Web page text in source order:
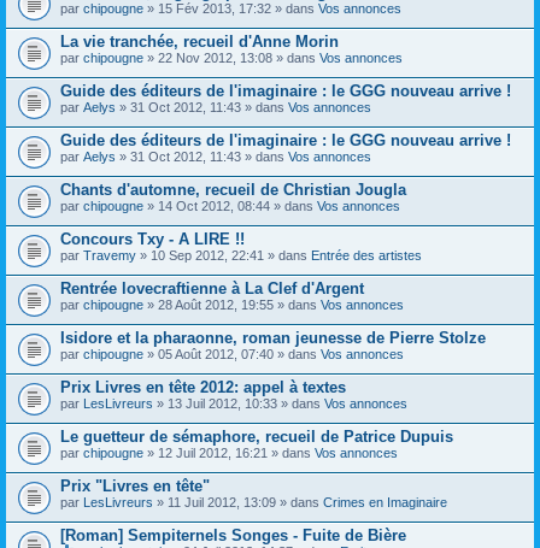
par chipougne » 15 Fév 2013, 17:32 » dans Vos annonces
La vie tranchée, recueil d'Anne Morin
par chipougne » 22 Nov 2012, 13:08 » dans Vos annonces
Guide des éditeurs de l'imaginaire : le GGG nouveau arrive !
par Aelys » 31 Oct 2012, 11:43 » dans Vos annonces
Guide des éditeurs de l'imaginaire : le GGG nouveau arrive !
par Aelys » 31 Oct 2012, 11:43 » dans Vos annonces
Chants d'automne, recueil de Christian Jougla
par chipougne » 14 Oct 2012, 08:44 » dans Vos annonces
Concours Txy - A LIRE !!
par Travemy » 10 Sep 2012, 22:41 » dans Entrée des artistes
Rentrée lovecraftienne à La Clef d'Argent
par chipougne » 28 Août 2012, 19:55 » dans Vos annonces
Isidore et la pharaonne, roman jeunesse de Pierre Stolze
par chipougne » 05 Août 2012, 07:40 » dans Vos annonces
Prix Livres en tête 2012: appel à textes
par LesLivreurs » 13 Juil 2012, 10:33 » dans Vos annonces
Le guetteur de sémaphore, recueil de Patrice Dupuis
par chipougne » 12 Juil 2012, 16:21 » dans Vos annonces
Prix "Livres en tête"
par LesLivreurs » 11 Juil 2012, 13:09 » dans Crimes en Imaginaire
[Roman] Sempiternels Songes - Fuite de Bière